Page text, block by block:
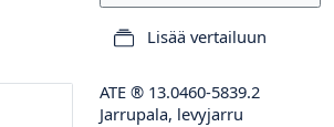
Lisää vertailuun
ATE ® 13.0460-5839.2
Jarrupala, levyjarru